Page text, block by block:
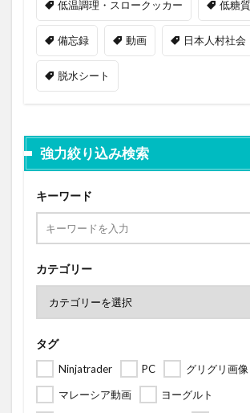
低温調理・スロークッカー 低糖
備忘録 動画 日本人村社会
脱水シート
強力絞り込み検索
キーワード
カテゴリー
タグ
Ninjatrader PC
グリグリ画像
マレーシア動画
ヨーグルト